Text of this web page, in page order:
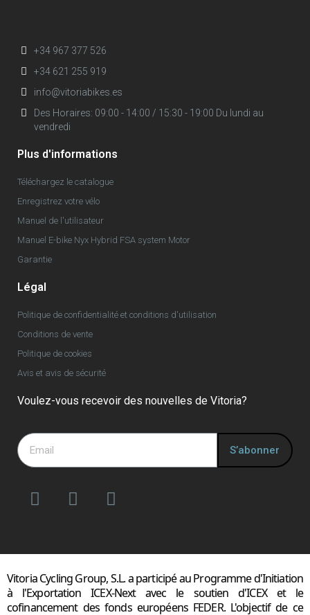
+34 967 377 526
+34 621 255 919
info@vitoriabikes.es
Des Horaires: 09:00 - 14:00 / 15:30 - 19:00 Du lundi au
vendredi
Plus d'informations
Téléchargez le catalogue
Enregistrez votre vélo
Manuel de l'utilisateur
Manuel E-bike Nyx Hybrid FSA system Motor
Garantie
Légal
Politique de confidentialité et conditions d'utilisation
Conditions de vente
Politique de cookies
Avis et avis de sécurité
Voulez-vous recevoir des nouvelles de Vitoria?
S’abonner
Vitoria Cycling Group, S.L. a participé au Programme d'Initiation
à l'Exportation ICEX-Next avec le soutien d'ICEX et le
cofinancement des fonds européens FEDER. L'objectif de ce